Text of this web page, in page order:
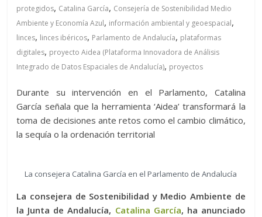
protegidos, Catalina García, Consejería de Sostenibilidad Medio
Ambiente y Economía Azul, información ambiental y geoespacial,
linces, linces ibéricos, Parlamento de Andalucía, plataformas
digitales, proyecto Aidea (Plataforma Innovadora de Análisis
Integrado de Datos Espaciales de Andalucía), proyectos
Durante su intervención en el Parlamento, Catalina
García señala que la herramienta ‘Aidea’ transformará la
toma de decisiones ante retos como el cambio climático,
la sequía o la ordenación territorial
La consejera Catalina García en el Parlamento de Andalucía
La consejera de Sostenibilidad y Medio Ambiente de
la Junta de Andalucía, Catalina García, ha anunciado